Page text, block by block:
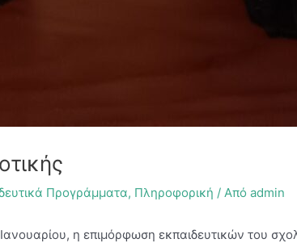
Προγράμματα, Πληροφορική / Από admin
η επιμόρφωση εκπαιδευτικών του